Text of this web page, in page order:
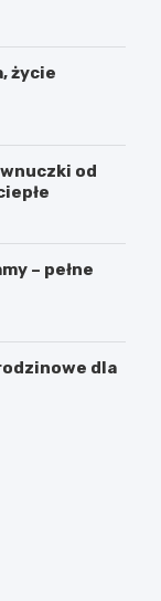
życie
od
– pełne
dla